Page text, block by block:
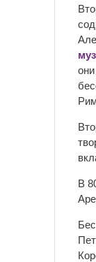
В